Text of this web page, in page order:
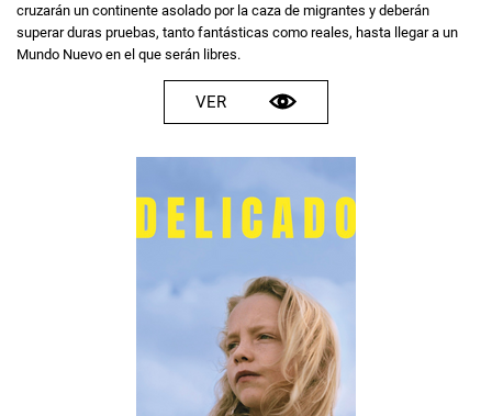
cruzarán un continente asolado por la caza de migrantes y deberán
superar duras pruebas, tanto fantásticas como reales, hasta llegar a un
Mundo Nuevo en el que serán libres.
VER